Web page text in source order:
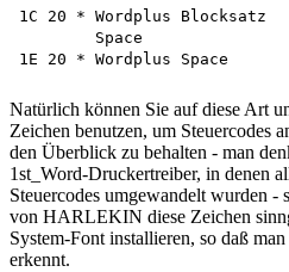
1C 20 * Wordplus Blocksatz
        Space
Natürlich können Sie auf diese Art
Zeichen benutzen, um Steuercodes
den Überblick zu behalten - man
1st_Word-Druckertreiber, in denen
Steuercodes umgewandelt wurden -
von HARLEKIN diese Zeichen
System-Font installieren, so daß
erkennt.